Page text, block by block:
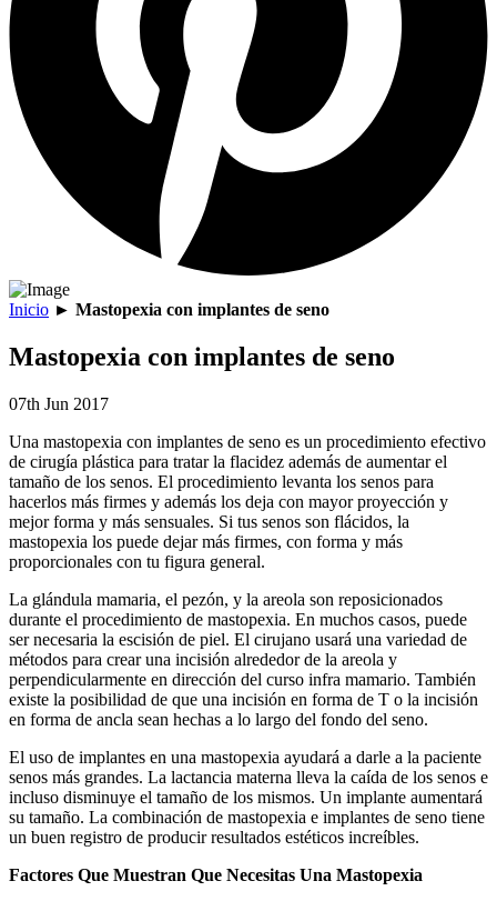
Inicio ► Mastopexia con implantes de seno
Mastopexia con implantes de seno
07th Jun 2017
Una mastopexia con implantes de seno es un procedimiento efectivo
de cirugía plástica para tratar la flacidez además de aumentar el
tamaño de los senos. El procedimiento levanta los senos para
hacerlos más firmes y además los deja con mayor proyección y
mejor forma y más sensuales. Si tus senos son flácidos, la
mastopexia los puede dejar más firmes, con forma y más
proporcionales con tu figura general.
La glándula mamaria, el pezón, y la areola son reposicionados
durante el procedimiento de mastopexia. En muchos casos, puede
ser necesaria la escisión de piel. El cirujano usará una variedad de
métodos para crear una incisión alrededor de la areola y
perpendicularmente en dirección del curso infra mamario. También
existe la posibilidad de que una incisión en forma de T o la incisión
en forma de ancla sean hechas a lo largo del fondo del seno.
El uso de implantes en una mastopexia ayudará a darle a la paciente
senos más grandes. La lactancia materna lleva la caída de los senos e
incluso disminuye el tamaño de los mismos. Un implante aumentará
su tamaño. La combinación de mastopexia e implantes de seno tiene
un buen registro de producir resultados estéticos increíbles.
Factores Que Muestran Que Necesitas Una Mastopexia